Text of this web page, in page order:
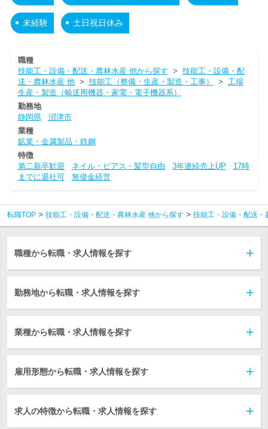
未経験 土日祝日休み
職種
技能工・設備・配送・農林水産 他から探す > 技能工・設備・配
送・農林水産 他> 技能工（整備・生産・製造・工事） > 工場
生産・製造（輸送用機器・家電・電子機器系）
勤務地
静岡県
沼津市
業種
鉱業・金属製品・鉄鋼
特徴
第二新卒歓迎
ネイル・ピアス・髪型自由 3年連続売上UP
17時
までに退社可
無借金経営
転職TOP 技能工・設備・配送・農林水産 他から探す 技能工・設備・配送・
職種から転職・求人情報を探す
勤務地から転職・求人情報を探す
業種から転職・求人情報を探す
雇用形態から転職・求人情報を探す
求人の特徴から転職・求人情報を探す